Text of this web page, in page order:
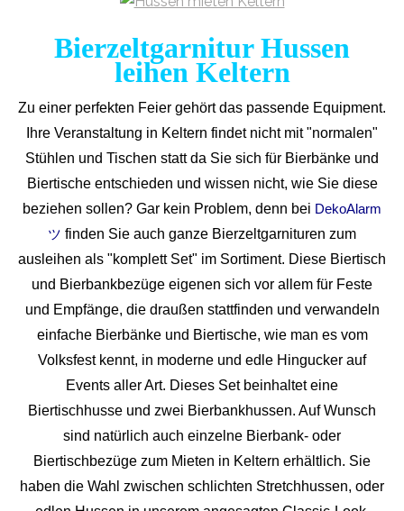
Bierzeltgarnitur Hussen
leihen Keltern
Zu einer perfekten Feier gehört das passende Equipment.
Ihre Veranstaltung in Keltern findet nicht mit "normalen"
Stühlen und Tischen statt da Sie sich für Bierbänke und
Biertische entschieden und wissen nicht, wie Sie diese
beziehen sollen? Gar kein Problem, denn bei DekoAlarm
ツ finden Sie auch ganze Bierzeltgarnituren zum
ausleihen als "komplett Set" im Sortiment. Diese Biertisch
und Bierbankbezüge eigenen sich vor allem für Feste
und Empfänge, die draußen stattfinden und verwandeln
einfache Bierbänke und Biertische, wie man es vom
Volksfest kennt, in moderne und edle Hingucker auf
Events aller Art. Dieses Set beinhaltet eine
Biertischhusse und zwei Bierbankhussen. Auf Wunsch
sind natürlich auch einzelne Bierbank- oder
Biertischbezüge zum Mieten in Keltern erhältlich. Sie
haben die Wahl zwischen schlichten Stretchhussen, oder